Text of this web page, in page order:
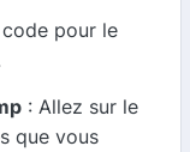
pour le
: Allez sur le
que vous